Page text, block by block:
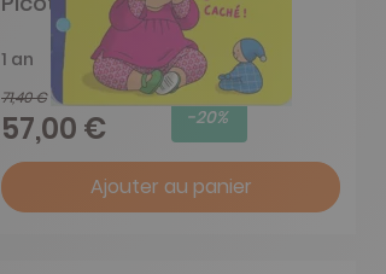
1 an
71,40 €
57,00 € -20%
Ajouter au panier